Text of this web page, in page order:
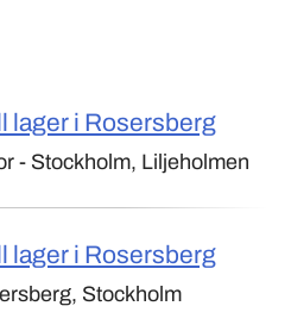
lager i Rosersberg
- Stockholm, Liljeholmen
lager i Rosersberg
Stockholm